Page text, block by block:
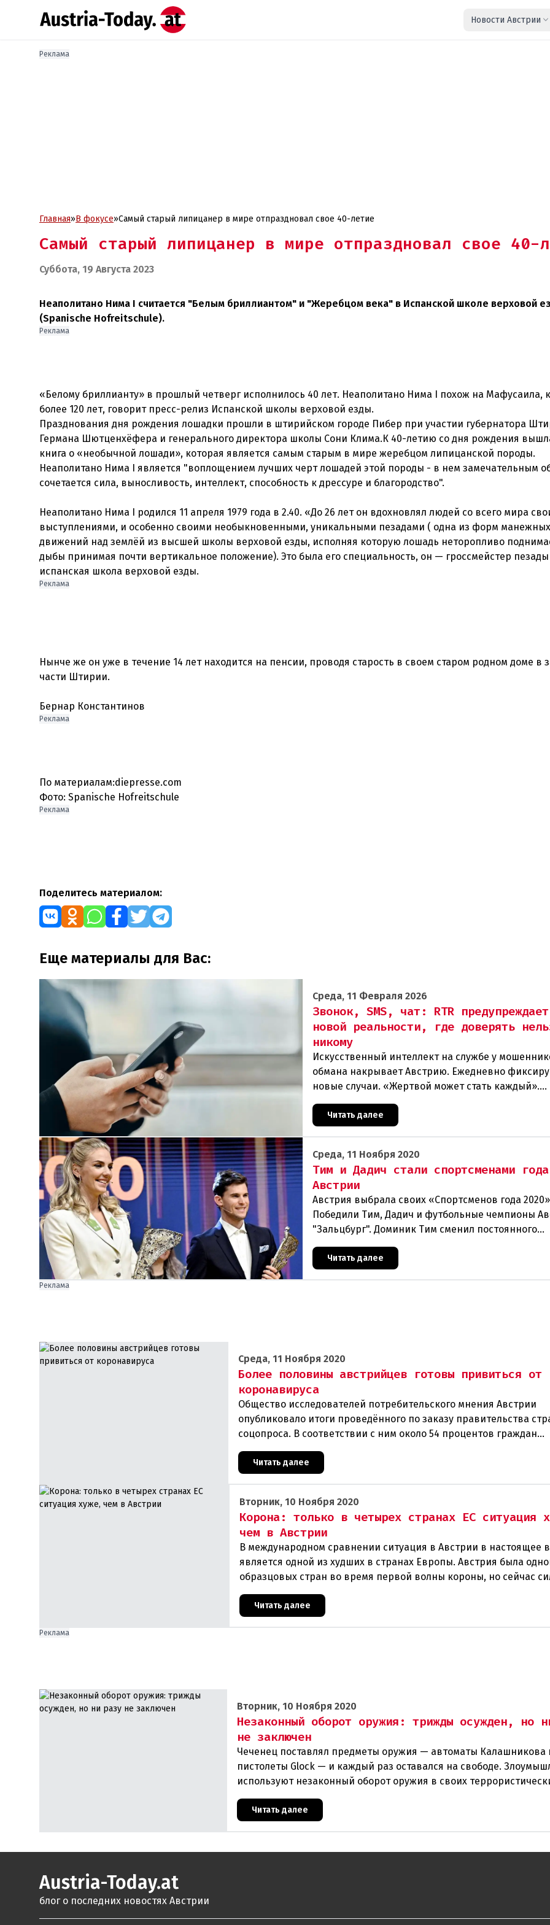
Новости Австрии
Реклама
Главная»В фокусе»Самый старый липицанер в мире отпраздновал свое 40-летие
Самый старый липицанер в мире отпраздновал свое 40-
Суббота, 19 Августа 2023
Неаполитано Нима I считается "Белым бриллиантом" и "Жеребцом века" в Испанской школе верховой
(Spanische Hofreitschule).
Реклама
«Белому бриллианту» в прошлый четверг исполнилось 40 лет. Неаполитано Нима I похож на Мафусаила,
более 120 лет, говорит пресс-релиз Испанской школы верховой езды.
Празднования дня рождения лошадки прошли в штирийском городе Пибер при участии губернатора
Германа Шютценхёфера и генерального директора школы Сони Клима.К 40-летию со дня рождения
книга о «необычной лошади», которая является самым старым в мире жеребцом липицанской породы.
Неаполитано Нима I является "воплощением лучших черт лошадей этой породы - в нем замечательным
сочетается сила, выносливость, интеллект, способность к дрессуре и благородство".
Неаполитано Нима I родился 11 апреля 1979 года в 2.40. «До 26 лет он вдохновлял людей со всего мира
выступлениями, и особенно своими необыкновенными, уникальными пезадами ( одна из форм манежных
движений над землёй из высшей школы верховой езды, исполняя которую лошадь неторопливо
дыбы принимая почти вертикальное положение). Это была его специальность, он — гроссмейстер пезады
испанская школа верховой езды.
Реклама
Нынче же он уже в течение 14 лет находится на пенсии, проводя старость в своем старом родном доме в
части Штирии.
Бернар Константинов
Реклама
По материалам:diepresse.com
Фото: Spanische Hofreitschule
Реклама
Поделитесь материалом:
Еще материалы для Вас:
Среда, 11 Февраля 2026
Звонок, SMS, чат: RTR
новой реальности, где доверять
никому
Искусственный интеллект на службе у
обмана накрывает Австрию. Ежедневно
новые случаи. «Жертвой может стать каждый».
Мошеннические схемы в интернете с
искусЧитать далее
Среда, 11 Ноября 2020
Тим и Дадич стали спортсменами
Австрии
Австрия выбрала своих «Спортсменов года
Победили Тим, Дадич и футбольные чемпионы
"Зальцбург". Доминик Тим сменил постоянного
победителя Марселя Хиршера в ранге
На выбо
Читать далее
Реклама
Среда, 11 Ноября 2020
Более половины австрийцев готовы привиться от
коронавируса
Общество исследователей потребительского мнения Австрии
опубликовало итоги проведённого по заказу правительства
соцопроса. В соответствии с ним около 54 процентов граждан
республики хотят добро
Читать далее
Вторник, 10 Ноября 2020
Корона: только в четырех странах ЕС ситуация
чем в Австрии
В международном сравнении ситуация в Австрии в настоящее
является одной из худших в странах Европы. Австрия была
образцовых стран во время первой волны короны, но сейчас
отстает
Читать далее
Реклама
Вторник, 10 Ноября 2020
Незаконный оборот оружия: трижды осужден, но
не заключен
Чеченец поставлял предметы оружия — автоматы Калашникова
пистолеты Glock — и каждый раз оставался на свободе.
используют незаконный оборот оружия в своих
планах. Куйт
Читать далее
Austria-Today.at
блог о последних новостях Австрии